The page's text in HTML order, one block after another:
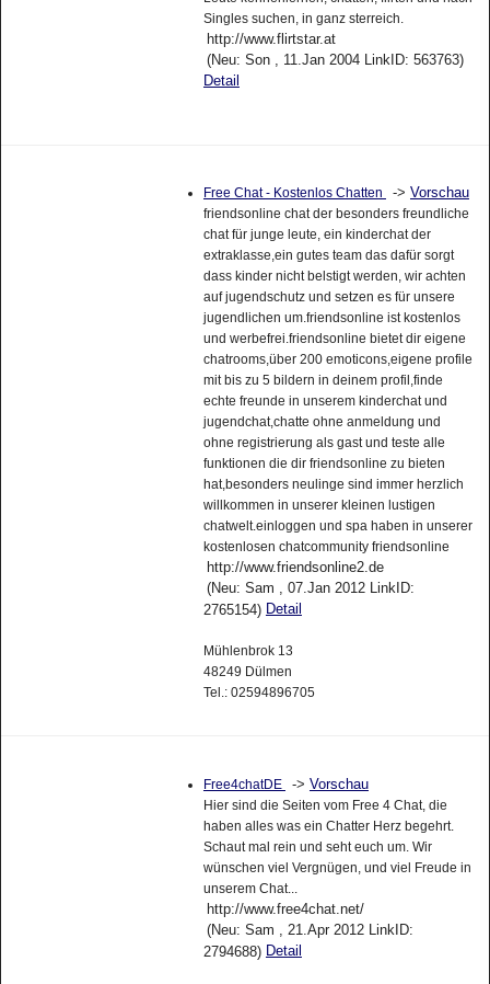
Singles suchen, in ganz sterreich.
http://www.flirtstar.at
(Neu: Son , 11.Jan 2004 LinkID: 563763)
Detail
Free Chat - Kostenlos Chatten -> Vorschau
friendsonline chat der besonders freundliche
chat für junge leute, ein kinderchat der
extraklasse,ein gutes team das dafür sorgt
dass kinder nicht belstigt werden, wir achten
auf jugendschutz und setzen es für unsere
jugendlichen um.friendsonline ist kostenlos
und werbefrei.friendsonline bietet dir eigene
chatrooms,über 200 emoticons,eigene profile
mit bis zu 5 bildern in deinem profil,finde
echte freunde in unserem kinderchat und
jugendchat,chatte ohne anmeldung und
ohne registrierung als gast und teste alle
funktionen die dir friendsonline zu bieten
hat,besonders neulinge sind immer herzlich
willkommen in unserer kleinen lustigen
chatwelt.einloggen und spa haben in unserer
kostenlosen chatcommunity friendsonline
http://www.friendsonline2.de
(Neu: Sam , 07.Jan 2012 LinkID:
2765154) Detail
Mühlenbrok 13
48249 Dülmen
Tel.: 02594896705
Free4chatDE -> Vorschau
Hier sind die Seiten vom Free 4 Chat, die
haben alles was ein Chatter Herz begehrt.
Schaut mal rein und seht euch um. Wir
wünschen viel Vergnügen, und viel Freude in
unserem Chat...
http://www.free4chat.net/
(Neu: Sam , 21.Apr 2012 LinkID:
2794688) Detail